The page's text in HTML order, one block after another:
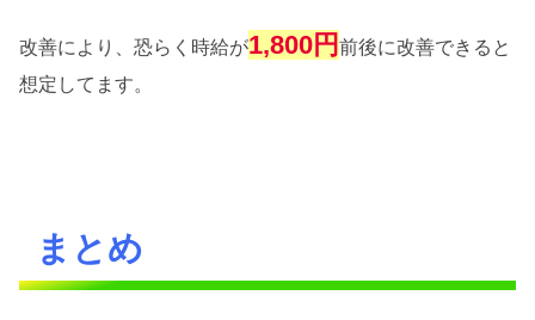
改善により、恐らく時給が1,800円 前後に改善できると
想定してます。
まとめ